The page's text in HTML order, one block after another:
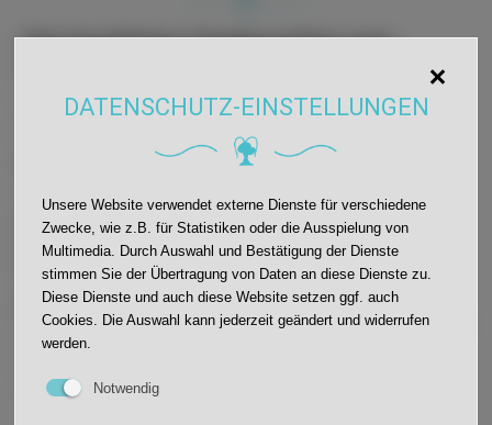
Ein herzliches Dankeschön zum
Ein erfolgreicher Schulalltag funktioniert nur als
Team - und dass dieses Team an der JWS sehr
gut hamoniert, wurde letzte Woche noch einmal
Eva Woelki nahm die bevorstehende Übergabe
ihres Amtes zum Anlass, um dem gesamten
Betreuungsteam ein ganz besonderes
Dankeschön auszusprechen. Bei einem
gemütlichen Frühstück bedankte sie sich von
Herzen für die großartige Zusammenarbeit in den
vergangenen Jahren, die Zuverlässigkeit und das
Schulkinder. c.c.
DATENSCHUTZ-EINSTELLUNGEN
Unsere Website verwendet externe Dienste für verschiedene
Zwecke, wie z.B. für Statistiken oder die Ausspielung von
Multimedia. Durch Auswahl und Bestätigung der Dienste
stimmen Sie der Übertragung von Daten an diese Dienste zu.
Diese Dienste und auch diese Website setzen ggf. auch
Cookies. Die Auswahl kann jederzeit geändert und widerrufen
werden.
Notwendig